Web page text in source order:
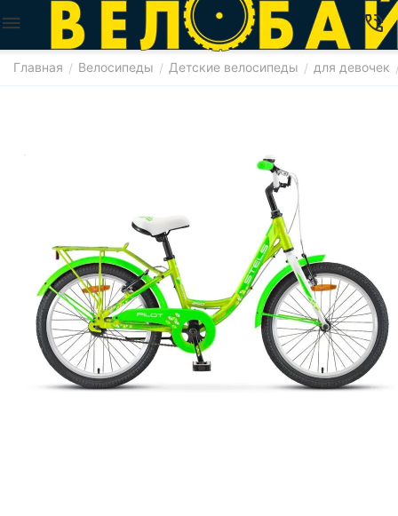
Главная / Велосипеды / Детские велосипеды / для девочек